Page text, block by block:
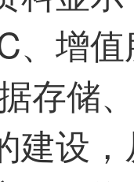
、增
存储
建设